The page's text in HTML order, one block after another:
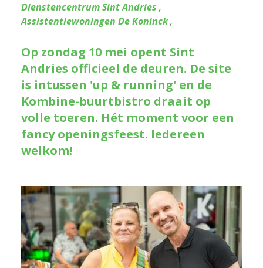
Dienstencentrum Sint Andries ,
Assistentiewoningen De Koninck,
Assistentiewoningen Sint Andries
Op zondag 10 mei opent Sint
Andries officieel de deuren. De site
is intussen 'up & running' en de
Kombine-buurtbistro draait op
volle toeren. Hét moment voor een
fancy openingsfeest. Iedereen
welkom!